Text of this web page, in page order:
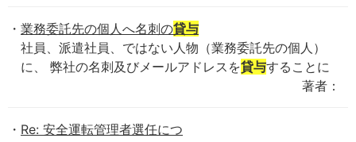
業務委託先の個人へ名刺の貸与
社員、派遣社員、ではない人物（業務委託先の個人）
に、 弊社の名刺及びメールアドレスを貸与することに
著者：
Re: 安全運転管理者選任につ